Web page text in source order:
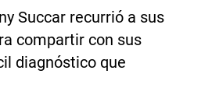
Succar recurrió a sus
compartir con sus
diagnóstico que